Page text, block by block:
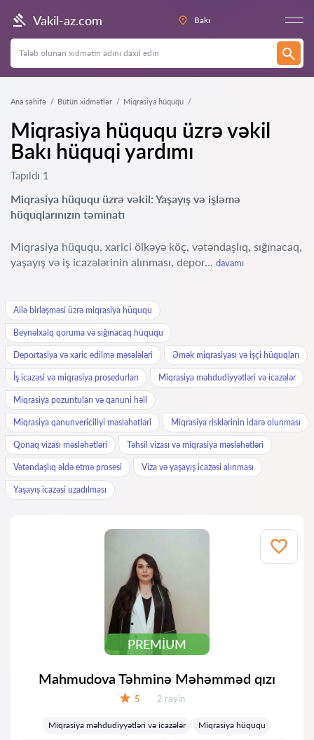
Vakil-az.com Bakı
Ana səhifə Bütün xidmətlər Miqrasiya hüququ
Miqrasiya hüququ üzrə vəkil
Bakı hüquqi yardımı
Tapıldı 1
Miqrasiya hüququ üzrə vəkil: Yaşayış və işləmə
hüquqlarınızın təminatı
Miqrasiya hüququ, xarici ölkəyə köç, vətəndaşlıq, sığınacaq,
yaşayış və iş icazələrinin alınması, depor... davamı
Ailə birləşməsi üzrə miqrasiya hüququ
Beynəlxalq qoruma və sığınacaq hüququ
Deportasiya və xaric edilmə məsələləri Əmək miqrasiyası və işçi hüquqları
İş icazəsi və miqrasiya prosedurları Miqrasiya məhdudiyyətləri və icazələr
Miqrasiya pozuntuları və qanuni həll
Miqrasiya qanunvericiliyi məsləhətləri Miqrasiya risklərinin idarə olunması
Qonaq vizası məsləhətləri Təhsil vizası və miqrasiya məsləhətləri
Vətəndaşlıq əldə etmə prosesi Viza və yaşayış icazəsi alınması
Yaşayış icazəsi uzadılması
PREMIUM
Mahmudova Təhminə Məhəmməd qızı
5 Rəylər:
2 rəyin
Miqrasiya məhdudiyyətləri və icazələr
Miqrasiya hüququ